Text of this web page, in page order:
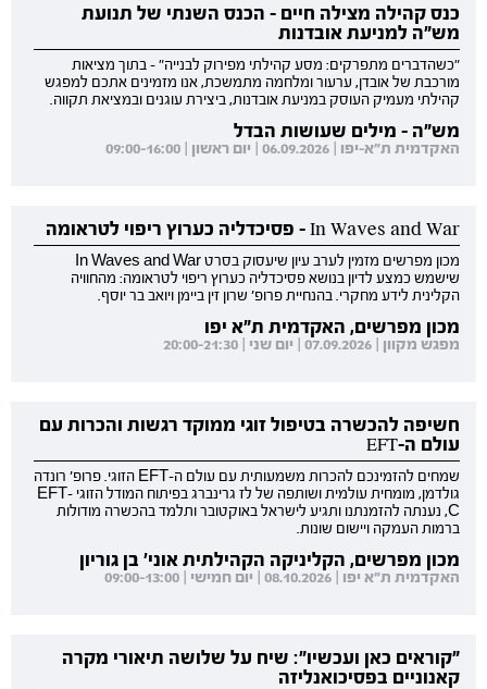
כנס קהילה מצילה חיים - הכנס השנתי של תנועת
מש"ה למניעת אובדנות
"כשהדברים מתפרקים: מסע קהילתי מפירוק לבנייה" - בתוך מציאות
מורכבת של אובדן, ערעור ומלחמה מתמשכת, אנו מזמינים אתכם למפגש
קהילתי מעמיק העוסק במניעת אובדנות, ביצירת עוגנים ובמציאת תקווה.
מש"ה - מילים שעושות הבדל
האקדמית ת"א-יפו | 06.09.2026 | יום ראשון | 09:00-16:00
In Waves and War - פסיכדליה כערוץ ריפוי לטראומה
מכון מפרשים מזמין לערב עיון שיעסוק בסרט In Waves and War
שישמש כמצע לדיון בנושא פסיכדליה כערוץ ריפוי לטראומה: מהחוויה
הקלינית לידע מחקרי. בהנחיית פרופ' שרון זין ביימן ויואב בר יוסף.
מכון מפרשים, האקדמית ת"א יפו
מפגש מקוון | 07.09.2026 | יום שני | 20:00-21:30
חשיפה להכשרה בטיפול זוגי ממוקד רגשות והכרות עם
עולם ה-EFT
שמחים להזמינכם להכרות משמעותית עם עולם ה-EFT הזוגי. פרופ' רונדה
גולדמן, מומחית עולמית ושותפה של לז גרינברג בפיתוח המודל הזוגי EFT-
C, נענתה להזמנתנו ותגיע לישראל באוקטובר ותלמד בהכשרה מודולות
ברמות העמקה ויישום שונות.
מכון מפרשים, הקליניקה הקהילתית אוני' בן גוריון
האקדמית ת"א יפו | 08.10.2026 | יום חמישי | 09:00-13:00
"קוראים כאן ועכשיו": שיח על שלושה תיאורי מקרה
קאנוניים בפסיכואנליזה